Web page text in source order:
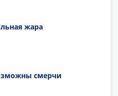
жара
смерчи